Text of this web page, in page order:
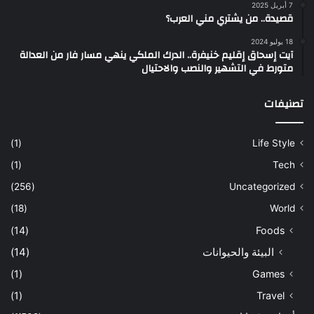
7 أبريل 2025
قصيدة.. من يشتري مني العرب؟
18 يوليو 2024
آيت إسحاق إقليم خنيفرة.. الدرك الملكي ينهي مسار فار من العدالة
متورط في التشهير والنصب والاحتيال
تصنيفات
Life Style
(1)
Tech
(1)
Uncategorized
(256)
World
(18)
Foods
(14)
البيئة والحيوانات (14)
Games
(1)
Travel
(1)